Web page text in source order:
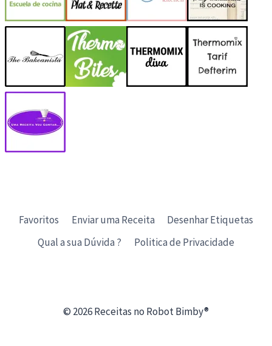
Favoritos Enviar uma Receita
Desenhar Etiquetas
Qual a sua Dúvida ?
Politica de Privacidade
© 2026 Receitas no Robot Bimby®